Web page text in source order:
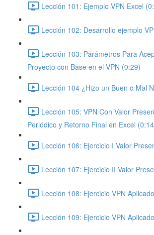
Lección 101: Ejemplo VPN Excel
Lección 102: Desarrollo ejemplo
Lección 103: Parámetros Para
Proyecto con Base en el VPN (0:29)
Lección 104 ¿Hizo un Buen o Mal
Lección 105: VPN Con Valor
Periódico y Retorno Final en Excel
Lección 106: Ejercicio I Valor
Lección 107: Ejercicio II Valor
Lección 108: Ejercicio VPN
Lección 109: Ejercicio VPN